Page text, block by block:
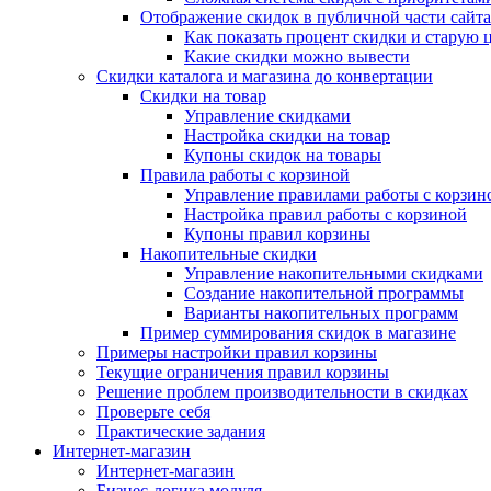
Отображение скидок в публичной части сайта
Как показать процент скидки и старую
Какие скидки можно вывести
Скидки каталога и магазина до конвертации
Скидки на товар
Управление скидками
Настройка скидки на товар
Купоны скидок на товары
Правила работы с корзиной
Управление правилами работы с
Настройка правил работы с корзиной
Купоны правил корзины
Накопительные скидки
Управление накопительными скидками
Создание накопительной программы
Варианты накопительных программ
Пример суммирования скидок в магазине
Примеры настройки правил корзины
Текущие ограничения правил корзины
Решение проблем производительности в скидках
Проверьте себя
Практические задания
Интернет-магазин
Интернет-магазин